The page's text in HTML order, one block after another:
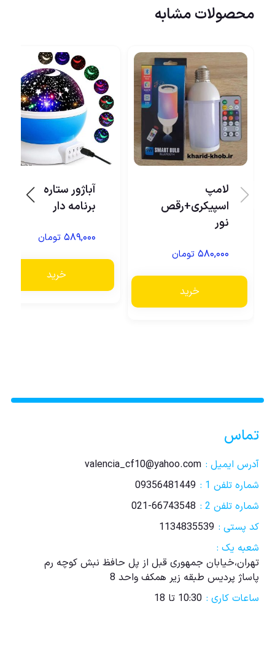
محصولات مشابه
لامپ
اسپیکری+رقص
نور
۵۸۰,۰۰۰ تومان
خرید
آباژور ستاره ساز
برنامه دار
۵۸۹,۰۰۰ تومان
خرید
تماس
آدرس ایمیل : valencia_cf10@yahoo.com
شماره تلفن 1 :
09356481449
شماره تلفن 2 :
021-66743548
کد پستی : 1134835539
شعبه یک :
تهران،خیابان جمهوری قبل از پل حافظ نبش کوچه رم
پاساژ پردیس طبقه زیر همکف واحد 8
ساعات کاری : 10:30 تا 18